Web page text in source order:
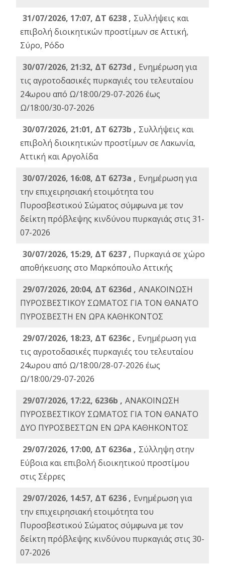
31/07/2026, 17:07, ΔΤ 6238 , Συλλήψεις και
επιβολή διοικητικών προστίμων σε Αττική,
Σύρο, Ρόδο
30/07/2026, 21:32, ΔΤ 6273d , Ενημέρωση για
τις αγροτοδασικές πυρκαγιές του τελευταίου
24ωρου από Ω/18:00/29-07-2026 έως
Ω/18:00/30-07-2026
30/07/2026, 21:01, ΔΤ 6273b , Συλλήψεις και
επιβολή διοικητικών προστίμων σε Λακωνία,
Αττική και Αργολίδα
30/07/2026, 16:08, ΔΤ 6273a , Ενημέρωση για
την επιχειρησιακή ετοιμότητα του
Πυροσβεστικού Σώματος σύμφωνα με τον
δείκτη πρόβλεψης κινδύνου πυρκαγιάς στις 31-
07-2026
30/07/2026, 15:29, ΔΤ 6237 , Πυρκαγιά σε χώρο
αποθήκευσης στο Μαρκόπουλο Αττικής
29/07/2026, 20:04, ΔΤ 6236d , ΑΝΑΚΟΙΝΩΣΗ
ΠΥΡΟΣΒΕΣΤΙΚΟΥ ΣΩΜΑΤΟΣ ΓΙΑ ΤΟΝ ΘΑΝΑΤΟ
ΠΥΡΟΣΒΕΣΤΗ ΕΝ ΩΡΑ ΚΑΘΗΚΟΝΤΟΣ
29/07/2026, 18:23, ΔΤ 6236c , Ενημέρωση για
τις αγροτοδασικές πυρκαγιές του τελευταίου
24ωρου από Ω/18:00/28-07-2026 έως
Ω/18:00/29-07-2026
29/07/2026, 17:22, 6236b , ΑΝΑΚΟΙΝΩΣΗ
ΠΥΡΟΣΒΕΣΤΙΚΟΥ ΣΩΜΑΤΟΣ ΓΙΑ ΤΟΝ ΘΑΝΑΤΟ
ΔΥΟ ΠΥΡΟΣΒΕΣΤΩΝ ΕΝ ΩΡΑ ΚΑΘΗΚΟΝΤΟΣ
29/07/2026, 17:00, ΔΤ 6236a , Σύλληψη στην
Εύβοια και επιβολή διοικητικού προστίμου
στις Σέρρες
29/07/2026, 14:57, ΔΤ 6236 , Ενημέρωση για
την επιχειρησιακή ετοιμότητα του
Πυροσβεστικού Σώματος σύμφωνα με τον
δείκτη πρόβλεψης κινδύνου πυρκαγιάς στις 30-
07-2026